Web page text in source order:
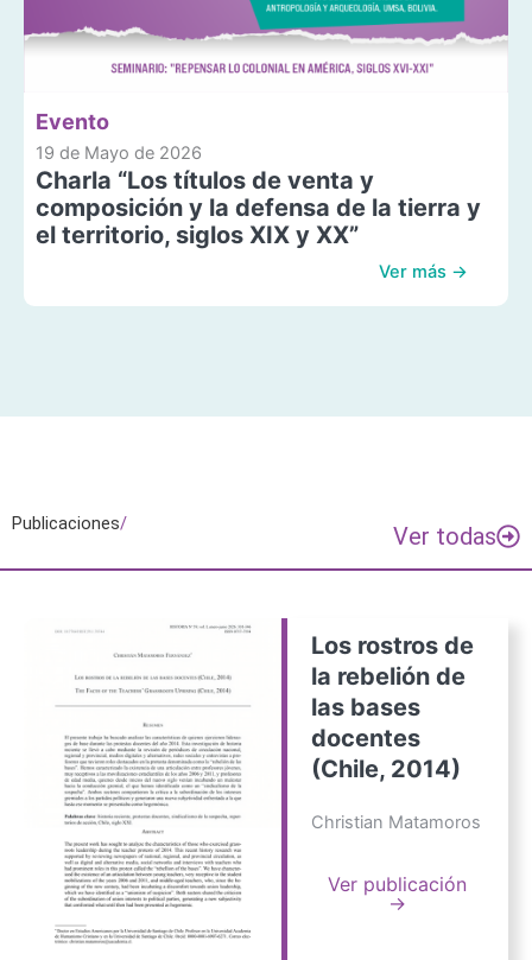
Evento
19 de Mayo de 2026
Charla “Los títulos de venta y
composición y la defensa de la tierra y
el territorio, siglos XIX y XX”
Ver más →
Publicaciones/ Ver todas
Los rostros de
la rebelión de
las bases
docentes
(Chile, 2014)
Christian Matamoros
Ver publicación
→